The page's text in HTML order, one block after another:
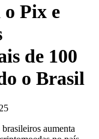
Pix e
de 100
o Brasil
aumenta